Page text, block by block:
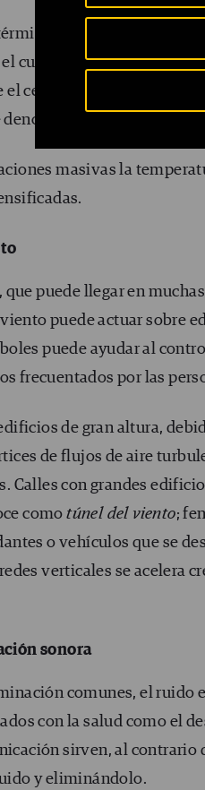
y que se produce
cual aparece una
centro de las ciudades y
masivas la
puede llegar en
puede actuar sobre
puede ayudar al
frecuentados por las
de gran altura,
de flujos de aire
Calles con grandes
comotúnel del viento;
o vehículos que se
verticales se acelera
sonora
comunes, el ruido
con la salud como el
sirven, al contrario
y eliminándolo.